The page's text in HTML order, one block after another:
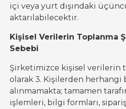
içi veya yurt dışındaki
aktarılabilecektir.
Kişisel Verilerin Toplanma
Sebebi
Şirketimizce kişisel verilerin
olarak 3. Kişilerden herhangi
alınmamakta; tamamen
işlemleri, bilgi formları,